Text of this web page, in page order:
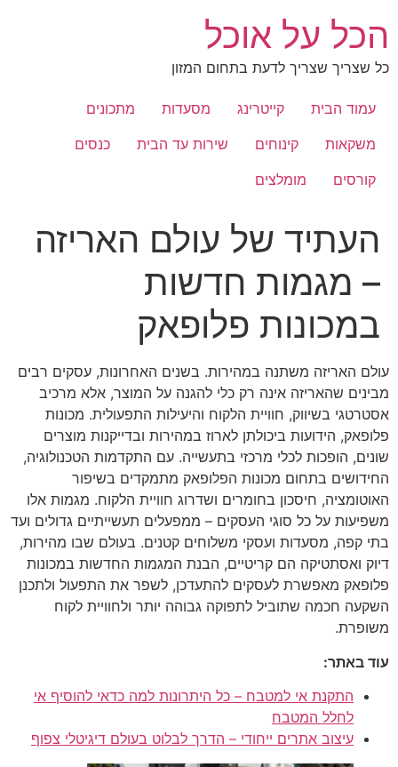
לתוכן
הכל על אוכל
כל שצריך שצריך לדעת בתחום המזון
עמוד הבית קייטרינג מסעדות
מתכונים
משקאות
קינוחים שירות עד הבית
כנסים
קורסים
מומלצים
העתיד של עולם האריזה
– מגמות חדשות
במכונות פלופאק
עולם האריזה משתנה במהירות. בשנים האחרונות, עסקים רבים
מבינים שהאריזה אינה רק כלי להגנה על המוצר, אלא מרכיב
אסטרטגי בשיווק, חוויית הלקוח והיעילות התפעולית. מכונות
פלופאק, הידועות ביכולתן לארוז במהירות ובדייקנות מוצרים
שונים, הופכות לכלי מרכזי בתעשייה. עם התקדמות הטכנולוגיה,
החידושים בתחום מכונות הפלופאק מתמקדים בשיפור
האוטומציה, חיסכון בחומרים ושדרוג חוויית הלקוח. מגמות אלו
משפיעות על כל סוגי העסקים – ממפעלים תעשייתיים גדולים ועד
בתי קפה, מסעדות ועסקי משלוחים קטנים. בעולם שבו מהירות,
דיוק ואסתטיקה הם קריטיים, הבנת המגמות החדשות במכונות
פלופאק מאפשרת לעסקים להתעדכן, לשפר את התפעול ולתכנן
השקעה חכמה שתוביל לתפוקה גבוהה יותר ולחוויית לקוח
משופרת.
עוד באתר:
התקנת אי למטבח – כל היתרונות למה כדאי להוסיף אי
לחלל המטבח
עיצוב אתרים ייחודי – הדרך לבלוט בעולם דיגיטלי צפוף